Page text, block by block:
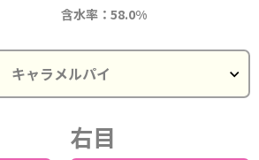
含水率：58.0%
右目